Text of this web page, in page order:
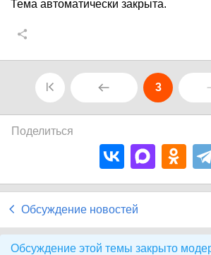
Тема автоматически закрыта.
3
Поделиться
Обсуждение новостей
Обсуждение этой темы закрыто